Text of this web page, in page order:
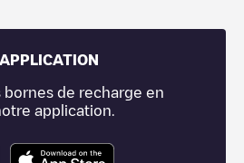
de recharge en
application.